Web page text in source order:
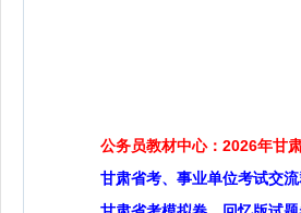
公务员教材中心：2026年甘
甘肃省考、事业单位考试交